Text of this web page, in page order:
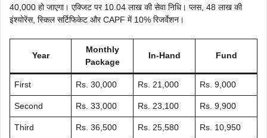
40,000 हो जाएगा। एक्जिट पर 10.04 लाख की सेवा निधि। प्लस, 48 लाख की
इंश्योरेंस, स्किल सर्टिफिकेट और CAPF में 10% रिजर्वेशन।
Year
Monthly
Package
In-Hand Fund
First Rs. 30,000 Rs. 21,000 Rs. 9,000
Second Rs. 33,000 Rs. 23,100 Rs. 9,900
Third Rs. 36,500 Rs. 25,580 Rs. 10,950